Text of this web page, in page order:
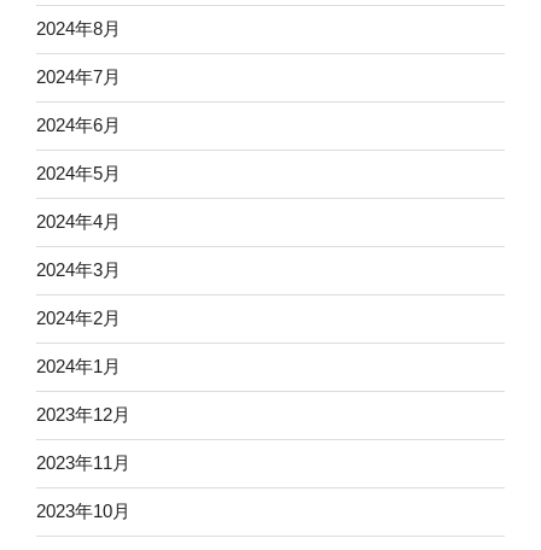
2024年8月
2024年7月
2024年6月
2024年5月
2024年4月
2024年3月
2024年2月
2024年1月
2023年12月
2023年11月
2023年10月